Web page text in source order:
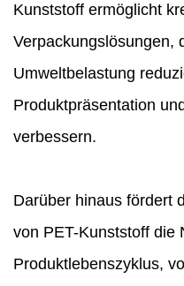
Kunststoff ermöglicht
Verpackungslösungen,
Umweltbelastung
Produktpräsentation
verbessern.
Darüber hinaus fördert
von PET-Kunststoff die
Produktlebenszyklus,